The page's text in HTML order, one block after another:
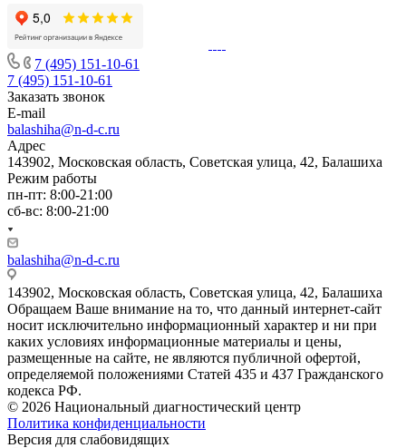
7 (495) 151-10-61
7 (495) 151-10-61
Заказать звонок
E-mail
balashiha@n-d-c.ru
Адрес
143902, Московская область, Советская улица, 42, Балашиха
Режим работы
пн-пт: 8:00-21:00
сб-вс: 8:00-21:00
balashiha@n-d-c.ru
143902, Московская область, Советская улица, 42, Балашиха
Обращаем Ваше внимание на то, что данный интернет-сайт
носит исключительно информационный характер и ни при
каких условиях информационные материалы и цены,
размещенные на сайте, не являются публичной офертой,
определяемой положениями Статей 435 и 437 Гражданского
кодекса РФ.
© 2026 Национальный диагностический центр
Политика конфиденциальности
Версия для слабовидящих